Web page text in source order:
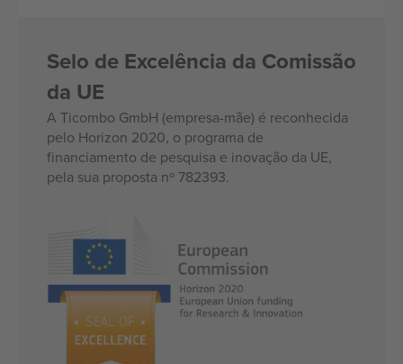
Selo de Excelência da Comissão
da UE
A Ticombo GmbH (empresa-mãe) é reconhecida
pelo Horizon 2020, o programa de
financiamento de pesquisa e inovação da UE,
pela sua proposta nº 782393.